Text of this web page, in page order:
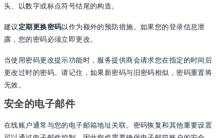
头、以数字或标点符号结尾的构造。
建议定期更换密码以作为额外的预防措施。如果您的登录信息泄
露，您的密码必须立即更改。
当使用密码更改提示功能时，服务提供商会请求您在指定的时间后
更改过时的密码。请记住，如果新密码与旧密码相似，密码重置将
无效。
安全的电子邮件
在线账户通常与您的电子邮箱地址关联。密码恢复和其他重要设置